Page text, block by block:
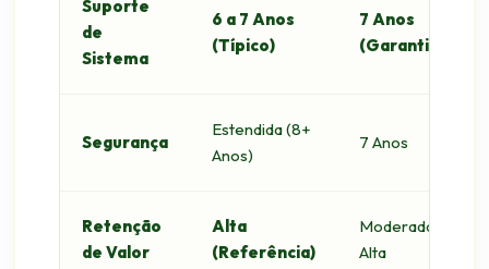
Suporte
de
Sistema
6 a 7 Anos
(Típico)
7 Anos
(Garantido)
Segurança
Estendida (8+
Anos)
7 Anos
Retenção
de Valor
Alta
(Referência)
Moderada /
Alta